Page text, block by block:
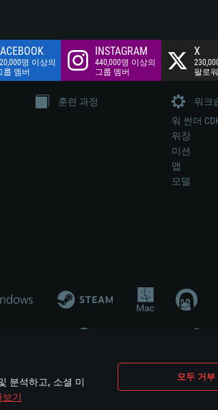
분석하고, 소셜 미
기
모두 거부
명 이상의
룹 멤버
INSTAGRAM
440,000명 이상의
그룹 멤버
X
팔로워
훈련 과정
워크
워 썬더
위장
미션
맵
모델
발 업체나 장비 제조 업체가 게임 개발 후원 또는
are the property of their respective owners.